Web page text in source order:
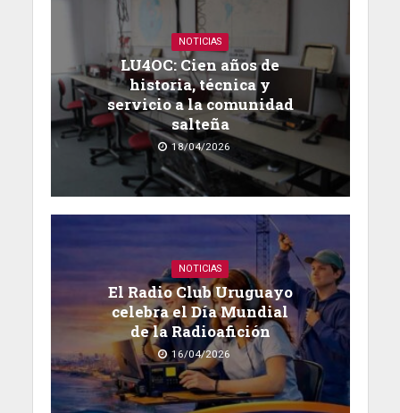
NOTICIAS
LU4OC: Cien años de
historia, técnica y
servicio a la comunidad
salteña
18/04/2026
NOTICIAS
El Radio Club Uruguayo
celebra el Día Mundial
de la Radioafición
16/04/2026